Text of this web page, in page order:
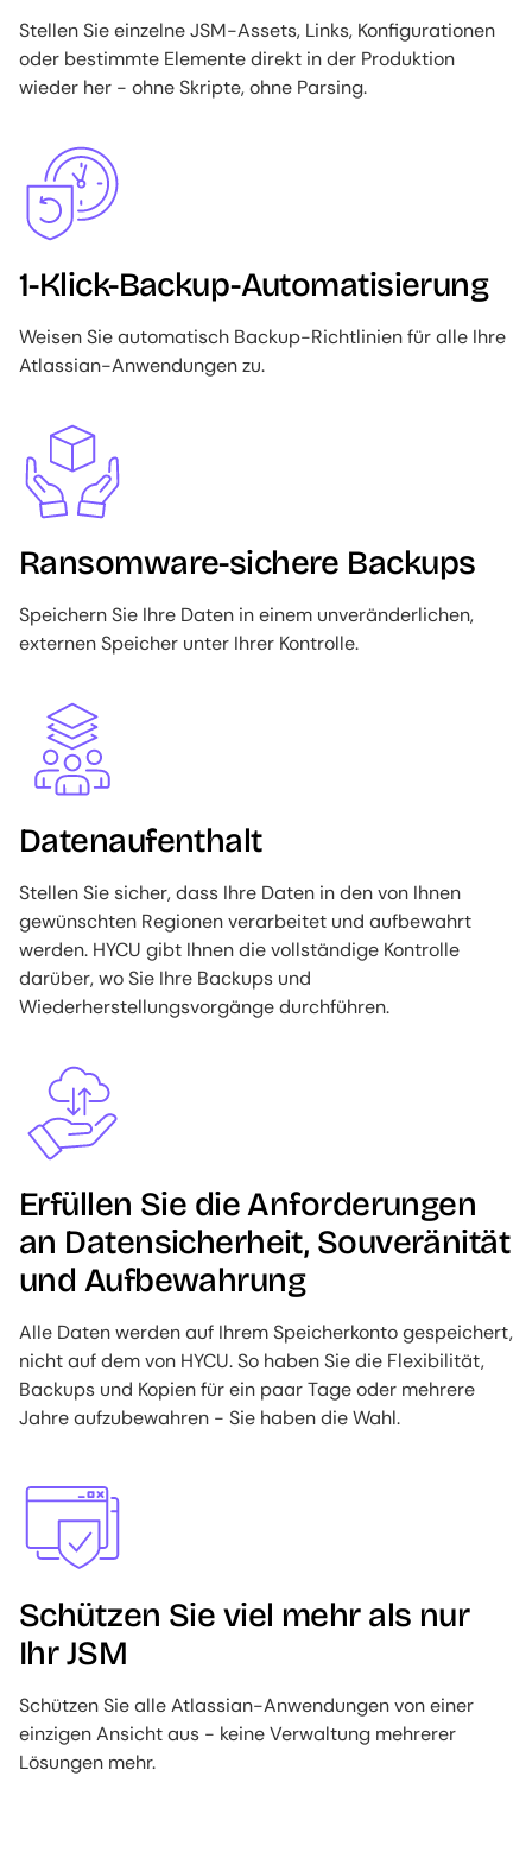
Stellen Sie einzelne JSM-Assets, Links, Konfigurationen
oder bestimmte Elemente direkt in der Produktion
wieder her - ohne Skripte, ohne Parsing.
Image
1-Klick-Backup-Automatisierung
Weisen Sie automatisch Backup-Richtlinien für alle Ihre
Atlassian-Anwendungen zu.
Image
Ransomware-sichere Backups
Speichern Sie Ihre Daten in einem unveränderlichen,
externen Speicher unter Ihrer Kontrolle.
Image
Datenaufenthalt
Stellen Sie sicher, dass Ihre Daten in den von Ihnen
gewünschten Regionen verarbeitet und aufbewahrt
werden. HYCU gibt Ihnen die vollständige Kontrolle
darüber, wo Sie Ihre Backups und
Wiederherstellungsvorgänge durchführen.
Image
Erfüllen Sie die Anforderungen
an Datensicherheit, Souveränität
und Aufbewahrung
Alle Daten werden auf Ihrem Speicherkonto gespeichert,
nicht auf dem von HYCU. So haben Sie die Flexibilität,
Backups und Kopien für ein paar Tage oder mehrere
Jahre aufzubewahren - Sie haben die Wahl.
Image
Schützen Sie viel mehr als nur
Ihr JSM
Schützen Sie alle Atlassian-Anwendungen von einer
einzigen Ansicht aus - keine Verwaltung mehrerer
Lösungen mehr.